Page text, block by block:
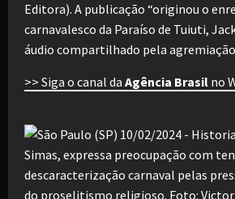
Editora). A publicação “originou o
carnavalesco da Paraíso de Tuiuti,
áudio compartilhado pela
>> Siga o canal da Agência Brasil no